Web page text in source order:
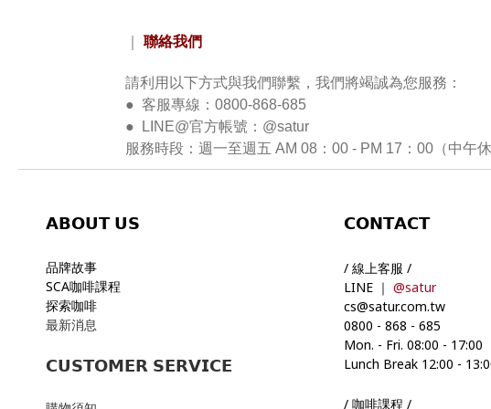
聯絡我們
請利用以下方式與我們聯繫，我們將竭誠為您服務：
● 客服專線：0800-868-685
● LINE@官方帳號：@satur
服務時段：週一至週五 AM 08：00 - PM 17：00（中午
𝗔𝗕𝗢𝗨𝗧 𝗨𝗦
品牌故事
SCA咖啡課程
探索咖啡
最新消息
𝗖𝗨𝗦𝗧𝗢𝗠𝗘𝗥 𝗦𝗘𝗥𝗩𝗜𝗖𝗘
𝗖𝗢𝗡𝗧𝗔𝗖𝗧
/ 線上客服 /
LINE ｜ @satur
cs@satur.com.tw
0800 - 868 - 685
Mon. - Fri. 08:00 - 17:00
Lunch Break 12:00 -
/ 咖啡課程 /